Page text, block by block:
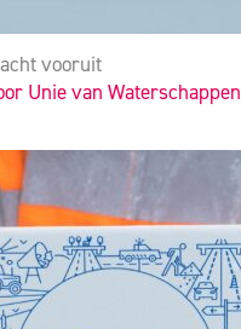
vooruit
Unie van Waterschappen